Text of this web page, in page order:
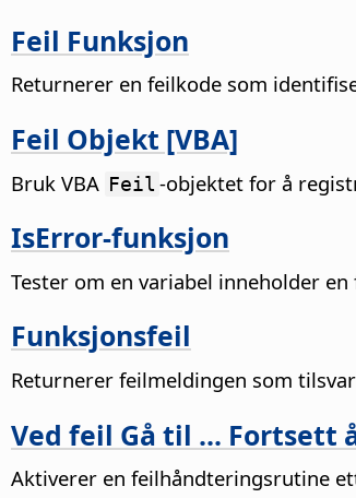
Feil Funksjon
Returnerer en feilkode som
Feil Objekt [VBA]
Bruk VBA Feil -objektet for å
IsError-funksjon
Tester om en variabel inneholder en
Funksjonsfeil
Returnerer feilmeldingen som
Ved feil Gå til ...
Aktiverer en feilhåndteringsrutine